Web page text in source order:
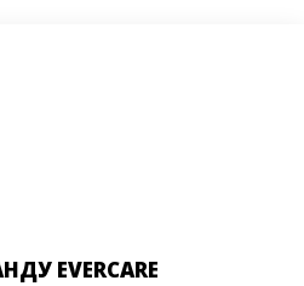
EVERCARE